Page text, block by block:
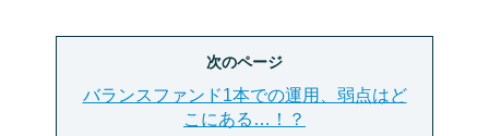
次のページ
バランスファンド1本での運用、弱点はど
こにある…！？